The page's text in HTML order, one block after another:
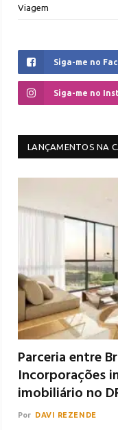
Viagem
Siga-me no
Siga-me no
LANÇAMENTOS NA
Parceria entre
Incorporações
imobiliário no
Por DAVI REZENDE